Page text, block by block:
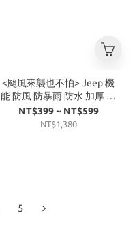
<颱風來襲也不怕> Jeep 機
能 防風 防暴雨 防水 加厚 長
版 雨衣 三色
NT$399 ~ NT$599
NT$1,380
5